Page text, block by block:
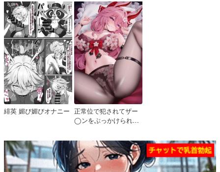
緋英 媚び媚びオナニー 正常位で犯されてザー
◯ンをぶっかけられち